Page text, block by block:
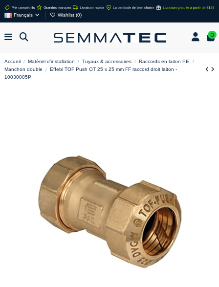
Français Wishlist (0)
0
Accueil Matériel d'installation Tuyaux & accessoires
Raccords en laiton PE
Manchon double
Effebi TOF Push OT 25 x 25 mm FF raccord droit laiton -
10030005P